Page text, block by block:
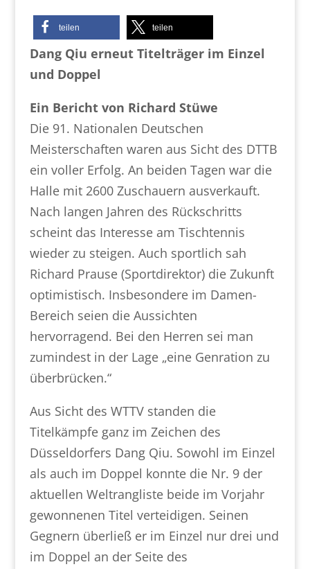
teilen teilen
Dang Qiu erneut Titelträger im Einzel
und Doppel
Ein Bericht von Richard Stüwe
Die 91. Nationalen Deutschen
Meisterschaften waren aus Sicht des DTTB
ein voller Erfolg. An beiden Tagen war die
Halle mit 2600 Zuschauern ausverkauft.
Nach langen Jahren des Rückschritts
scheint das Interesse am Tischtennis
wieder zu steigen. Auch sportlich sah
Richard Prause (Sportdirektor) die Zukunft
optimistisch. Insbesondere im Damen-
Bereich seien die Aussichten
hervorragend. Bei den Herren sei man
zumindest in der Lage „eine Genration zu
überbrücken.“
Aus Sicht des WTTV standen die
Titelkämpfe ganz im Zeichen des
Düsseldorfers Dang Qiu. Sowohl im Einzel
als auch im Doppel konnte die Nr. 9 der
aktuellen Weltrangliste beide im Vorjahr
gewonnenen Titel verteidigen. Seinen
Gegnern überließ er im Einzel nur drei und
im Doppel an der Seite des